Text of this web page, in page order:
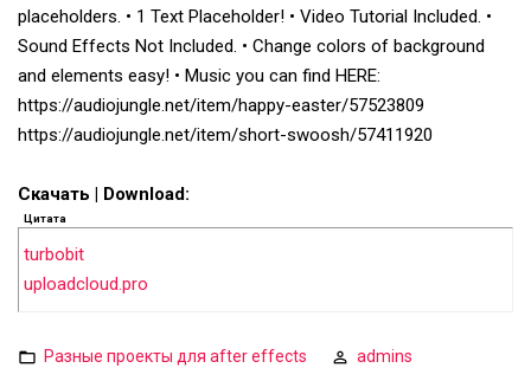
placeholders. • 1 Text Placeholder! • Video Tutorial Included. •
Sound Effects Not Included. • Change colors of background
and elements easy! • Music you can find HERE:
https://audiojungle.net/item/happy-easter/57523809
https://audiojungle.net/item/short-swoosh/57411920
Скачать | Download:
Цитата
turbobit
uploadcloud.pro
Разные проекты для after effects
admins